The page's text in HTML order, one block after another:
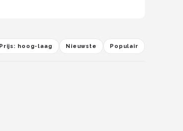
Prijs: hoog-laag Nieuwste Populair